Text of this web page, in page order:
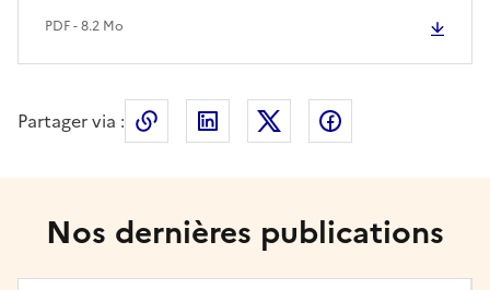
PDF - 8.2 Mo
Partager via : Copier le lien de la page dans le
LinkedIn
Nos dernières publications